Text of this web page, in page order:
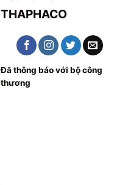
THAPHACO
Đã thông báo với bộ công
thương